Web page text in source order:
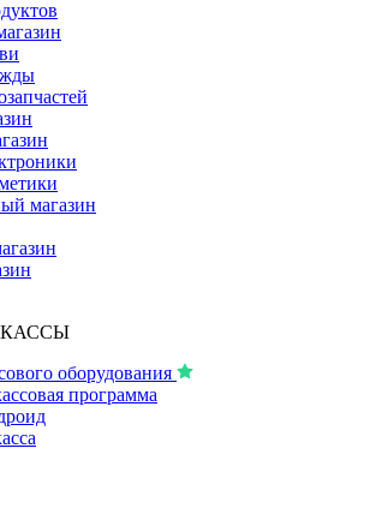
магазин
оборудования
программа